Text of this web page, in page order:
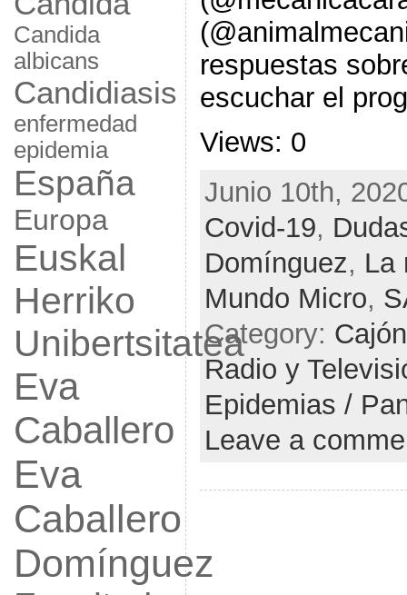
Candida
albicans
Candidiasis
enfermedad
epidemia
España
Europa
Euskal
Herriko
Unibertsitatea
Eva
Caballero
Eva
Caballero
Domínguez
respuestas
escuchar el
Views: 0
Junio 10th,
Covid-19,
Domínguez, La
Mundo Micro,
Category:
Radio y
Epidemias /
Leave a